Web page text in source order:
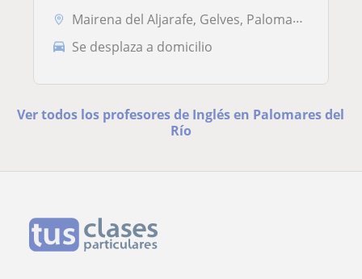
Mairena del Aljarafe, Gelves, Palomares del Río, San Juan de Aznalfara...
Se desplaza a domicilio
Ver todos los profesores de Inglés en Palomares del
Río